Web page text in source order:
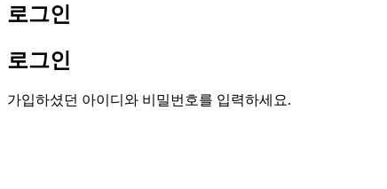
로그인
로그인
가입하셨던 아이디와 비밀번호를 입력하세요.